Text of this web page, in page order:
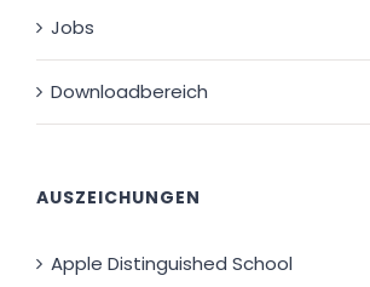
Jobs
Downloadbereich
AUSZEICHUNGEN
Apple Distinguished School